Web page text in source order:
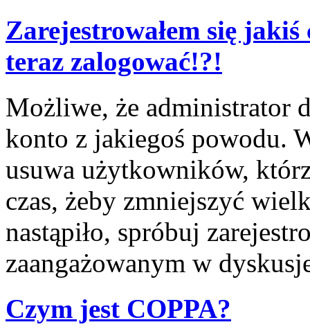
Zarejestrowałem się jakiś
teraz zalogować!?!
Możliwe, że administrator
konto z jakiegoś powodu.
usuwa użytkowników,
czas, żeby zmniejszyć
nastąpiło, spróbuj
zaangażowanym w
Czym jest COPPA?